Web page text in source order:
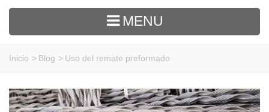
MENU
Inicio > Blog > Uso del remate preformado